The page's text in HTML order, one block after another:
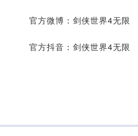
官方微博：剑侠世界4无限
官方抖音：剑侠世界4无限